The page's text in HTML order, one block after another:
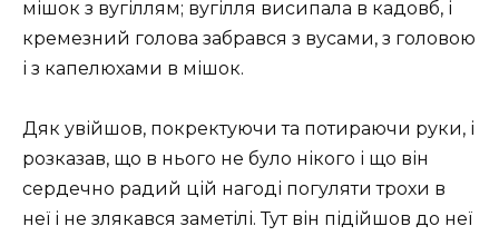
мішок з вугіллям; вугілля висипала в кадовб, і
кремезний голова забрався з вусами, з головою
і з капелюхами в мішок.
Дяк увійшов, покректуючи та потираючи руки, і
розказав, що в нього не було нікого і що він
сердечно радий цій нагоді погуляти трохи в
неї і не злякався заметілі. Тут він підійшов до неї